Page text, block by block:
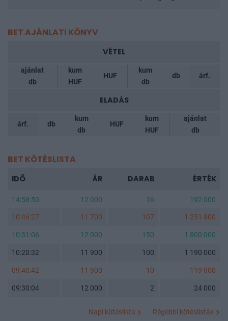
BET AJÁNLATI KÖNYV
VÉTEL
ajánlat
db
kum
HUF
HUF
kum
db
db árf.
ELADÁS
árf. db
kum
db
HUF
kum
HUF
ajánlat
db
BET KÖTÉSLISTA
IDŐ ÁR DARAB ÉRTÉK
14:58:50 12 000 16
192 000
10:46:27
11 700 107 1 251 900
10:31:06 12 000 150 1 800 000
10:20:32 11 900 100 1 190 000
09:40:42 11 900 10 119 000
09:30:04 12 000 2 24 000
Napi kötéslista Régebbi kötéslisták